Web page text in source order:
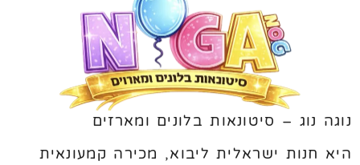
נוגה נוג – סיטונאות בלונים ומארזים
היא חנות ישראלית ליבוא, מכירה קמעונאית